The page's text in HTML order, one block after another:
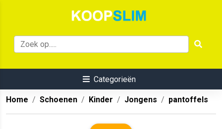
Categorieën
Home Schoenen Kinder Jongens pantoffels